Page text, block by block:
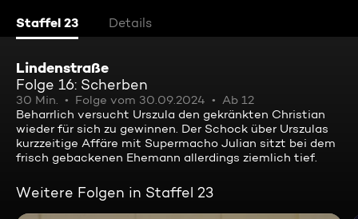
Staffel 23 Details
Lindenstraße
Folge 16: Scherben
30 Min. Folge vom 30.09.2024
Ab 12
Beharrlich versucht Urszula den gekränkten Christian
wieder für sich zu gewinnen. Der Schock über Urszulas
kurzzeitige Affäre mit Supermacho Julian sitzt bei dem
frisch gebackenen Ehemann allerdings ziemlich tief.
Weitere Folgen in Staffel 23